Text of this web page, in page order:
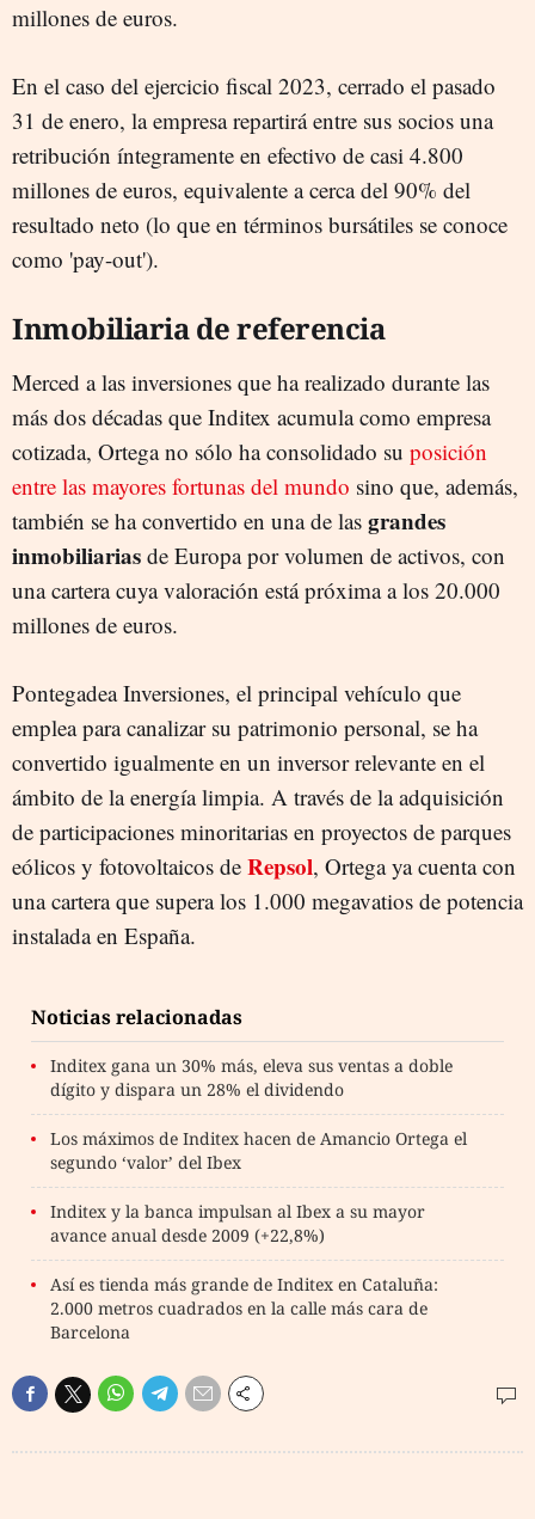
millones de euros.
En el caso del ejercicio fiscal 2023, cerrado el pasado
31 de enero, la empresa repartirá entre sus socios una
retribución íntegramente en efectivo de casi 4.800
millones de euros, equivalente a cerca del 90% del
resultado neto (lo que en términos bursátiles se conoce
como 'pay-out').
Inmobiliaria de referencia
Merced a las inversiones que ha realizado durante las
más dos décadas que Inditex acumula como empresa
cotizada, Ortega no sólo ha consolidado su posición
entre las mayores fortunas del mundo sino que, además,
también se ha convertido en una de las grandes
inmobiliarias de Europa por volumen de activos, con
una cartera cuya valoración está próxima a los 20.000
millones de euros.
Pontegadea Inversiones, el principal vehículo que
emplea para canalizar su patrimonio personal, se ha
convertido igualmente en un inversor relevante en el
ámbito de la energía limpia. A través de la adquisición
de participaciones minoritarias en proyectos de parques
eólicos y fotovoltaicos de Repsol, Ortega ya cuenta con
una cartera que supera los 1.000 megavatios de potencia
instalada en España.
Noticias relacionadas
Inditex gana un 30% más, eleva sus ventas a doble
dígito y dispara un 28% el dividendo
Los máximos de Inditex hacen de Amancio Ortega el
segundo ‘valor’ del Ibex
Inditex y la banca impulsan al Ibex a su mayor
avance anual desde 2009 (+22,8%)
Así es tienda más grande de Inditex en Cataluña:
2.000 metros cuadrados en la calle más cara de
Barcelona